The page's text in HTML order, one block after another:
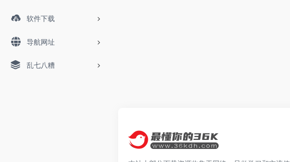
软件下载
导航网址
乱七八糟